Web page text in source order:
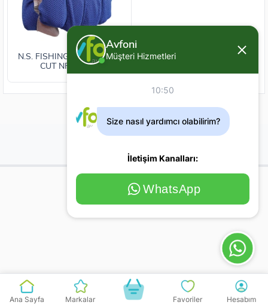
N.S. FISHING ELDİVEN NO
CUT NFG-003B
Ana Sayfa Markalar Favoriler Hesabım
Avfoni
Müşteri Hizmetleri
10:50
Size nasıl yardımcı olabilirim?
İletişim Kanalları:
WhatsApp